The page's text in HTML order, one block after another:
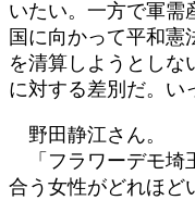
いたい。一方で軍需
国に向かって平和憲
を清算しようとしな
に対する差別だ。い
野田静江さん。
「フラワーデモ埼
合う女性がどれほど